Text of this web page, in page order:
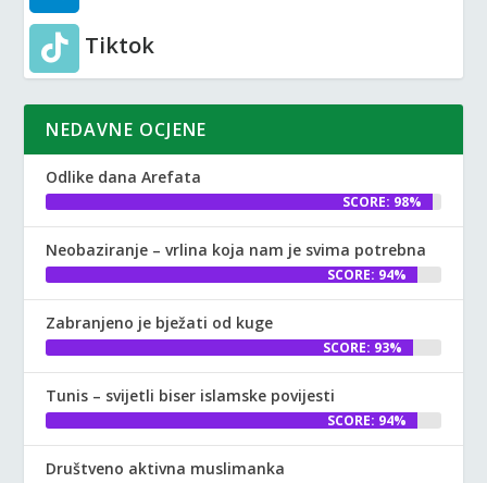
Tiktok
NEDAVNE OCJENE
Odlike dana Arefata
SCORE: 98%
Neobaziranje – vrlina koja nam je svima potrebna
SCORE: 94%
Zabranjeno je bježati od kuge
SCORE: 93%
Tunis – svijetli biser islamske povijesti
SCORE: 94%
Društveno aktivna muslimanka